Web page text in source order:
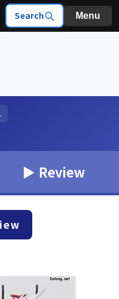
Search Menu
▶ Review